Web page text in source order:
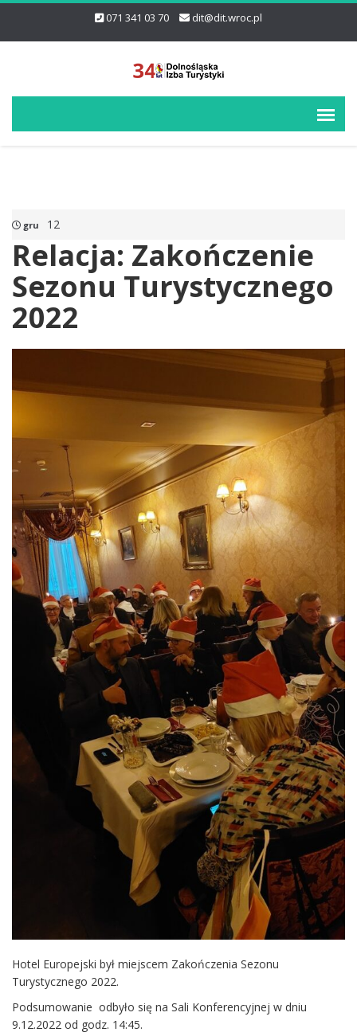
071 341 03 70 dit@dit.wroc.pl
gru 12
Relacja: Zakończenie
Sezonu Turystycznego
2022
Hotel Europejski był miejscem Zakończenia Sezonu
Turystycznego 2022.
Podsumowanie odbyło się na Sali Konferencyjnej w dniu
9.12.2022 od godz. 14:45.